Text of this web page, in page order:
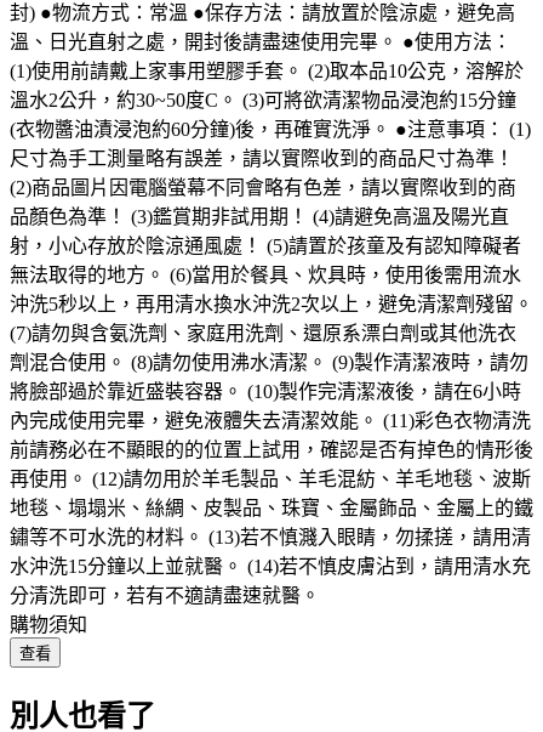
封) ●物流方式：常溫 ●保存方法：請放置於陰涼處，避免高
溫、日光直射之處，開封後請盡速使用完畢。 ●使用方法：
(1)使用前請戴上家事用塑膠手套。 (2)取本品10公克，溶解於
溫水2公升，約30~50度C。 (3)可將欲清潔物品浸泡約15分鐘
(衣物醬油漬浸泡約60分鐘)後，再確實洗淨。 ●注意事項： (1)
尺寸為手工測量略有誤差，請以實際收到的商品尺寸為準！
(2)商品圖片因電腦螢幕不同會略有色差，請以實際收到的商
品顏色為準！ (3)鑑賞期非試用期！ (4)請避免高溫及陽光直
射，小心存放於陰涼通風處！ (5)請置於孩童及有認知障礙者
無法取得的地方。 (6)當用於餐具、炊具時，使用後需用流水
沖洗5秒以上，再用清水換水沖洗2次以上，避免清潔劑殘留。
(7)請勿與含氨洗劑、家庭用洗劑、還原系漂白劑或其他洗衣
劑混合使用。 (8)請勿使用沸水清潔。 (9)製作清潔液時，請勿
將臉部過於靠近盛裝容器。 (10)製作完清潔液後，請在6小時
內完成使用完畢，避免液體失去清潔效能。 (11)彩色衣物清洗
前請務必在不顯眼的的位置上試用，確認是否有掉色的情形後
再使用。 (12)請勿用於羊毛製品、羊毛混紡、羊毛地毯、波斯
地毯、塌塌米、絲綢、皮製品、珠寶、金屬飾品、金屬上的鐵
鏽等不可水洗的材料。 (13)若不慎濺入眼睛，勿揉搓，請用清
水沖洗15分鐘以上並就醫。 (14)若不慎皮膚沾到，請用清水充
分清洗即可，若有不適請盡速就醫。
購物須知
查看
別人也看了